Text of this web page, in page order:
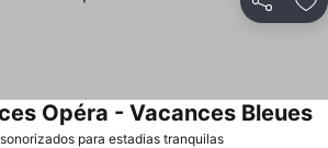
Partilhar
para estadias tranquilas
Opéra - Vacances Bleues